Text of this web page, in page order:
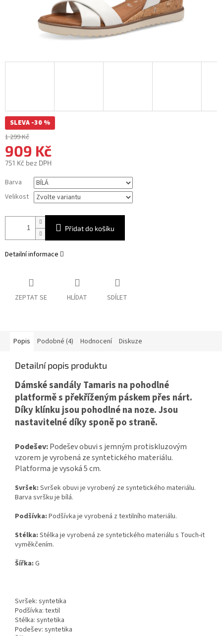
SLEVA -30 %
1 299 Kč
909 Kč
751 Kč bez DPH
cena:
Barva
Velikost
Přidat do košíku
Detailní informace
ZEPTAT SE HLÍDAT SDÍLET
Popis Podobné (4) Hodnocení Diskuze
Detailní popis produktu
Dámské sandály Tamaris na pohodlné
platformě s překříženým páskem přes nárt.
Díky klínku jsou pohodlné na noze. Jsou
nastavitelné díky sponě po straně.
Podešev:Podešev obuvi s jemným protiskluzovým
vzorem je vyrobená ze syntetického materiálu.
Platforma je vysoká 5 cm.
Svršek: Svršek obuvi je vyrobený ze syntetického materiálu.
Barva svršku je bílá.
Podšívka: Podšívka je vyrobená z textilního materiálu.
Stélka: Stélka je vyrobená ze syntetického materiálu s Touch-it
vyměkčením.
Šířka: G
Svršek: syntetika
Podšívka: textil
Stélka: syntetika
Podešev: syntetika